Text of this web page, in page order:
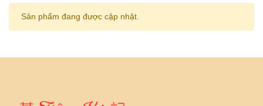
Sản phẩm đang được cập nhật.